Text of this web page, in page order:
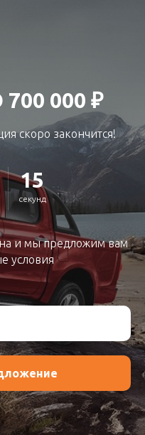
000 ₽
скоро закончится!
13
секунд
и мы предложим вам
условия